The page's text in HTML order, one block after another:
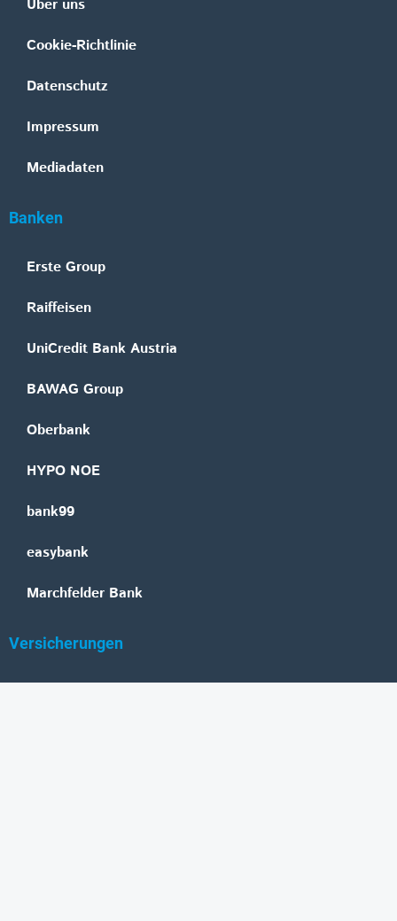
Über uns
Cookie-Richtlinie
Datenschutz
Impressum
Mediadaten
Banken
Erste Group
Raiffeisen
UniCredit Bank Austria
BAWAG Group
Oberbank
HYPO NOE
bank99
easybank
Marchfelder Bank
Versicherungen